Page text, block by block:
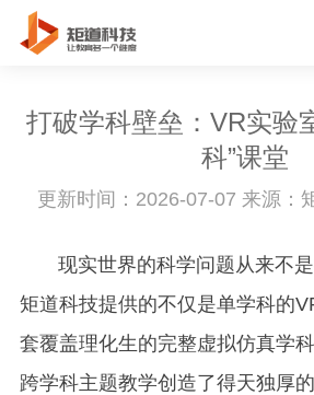
打破学科壁垒：VR实验
科”课堂
更新时间：2026-07-07 来源：
现实世界的科学问题从来不是
矩道科技提供的不仅是单学科的
套覆盖理化生的完整虚拟仿真学
跨学科主题教学创造了得天独厚的